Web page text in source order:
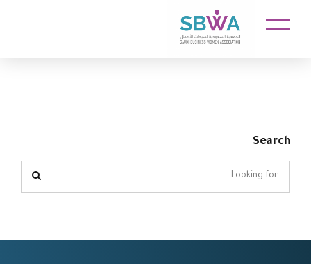
Search